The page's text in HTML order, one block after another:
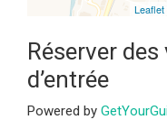
Leaflet
Réserver
d’entrée
Powered by